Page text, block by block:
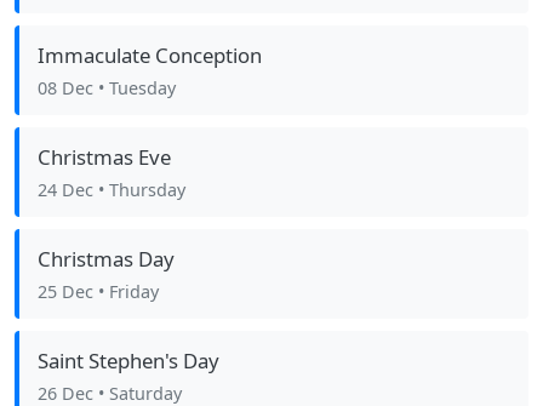
Immaculate Conception
08 Dec • Tuesday
Christmas Eve
24 Dec • Thursday
Christmas Day
25 Dec • Friday
Saint Stephen's Day
26 Dec • Saturday